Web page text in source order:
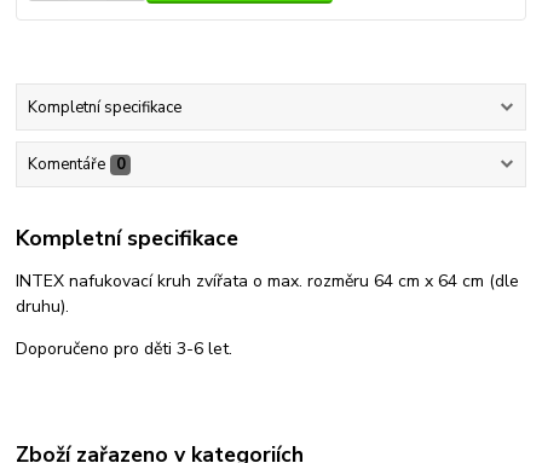
Kompletní specifikace
Komentáře 0
Kompletní specifikace
INTEX nafukovací kruh zvířata o max. rozměru 64 cm x 64 cm (dle
druhu).
Doporučeno pro děti 3-6 let.
Zboží zařazeno v kategoriích